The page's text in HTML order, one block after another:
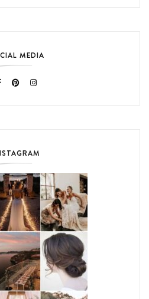
MEDIA